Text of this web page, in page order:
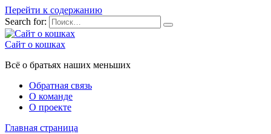
Перейти к содержанию
Search for:
Сайт о кошках
Всё о братьях наших меньших
Обратная связь
О команде
О проекте
Главная страница